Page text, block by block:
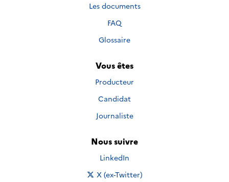
Les documents
FAQ
Glossaire
Vous êtes
Producteur
Candidat
Journaliste
Nous suivre
Nous suivre sur
LinkedIn
Nous suivre sur
X (ex-Twitter)